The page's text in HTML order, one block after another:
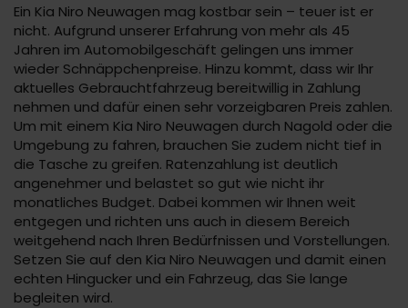
Ein Kia Niro Neuwagen mag kostbar sein – teuer ist er
nicht. Aufgrund unserer Erfahrung von mehr als 45
Jahren im Automobilgeschäft gelingen uns immer
wieder Schnäppchenpreise. Hinzu kommt, dass wir Ihr
aktuelles Gebrauchtfahrzeug bereitwillig in Zahlung
nehmen und dafür einen sehr vorzeigbaren Preis zahlen.
Um mit einem Kia Niro Neuwagen durch Nagold oder die
Umgebung zu fahren, brauchen Sie zudem nicht tief in
die Tasche zu greifen. Ratenzahlung ist deutlich
angenehmer und belastet so gut wie nicht ihr
monatliches Budget. Dabei kommen wir Ihnen weit
entgegen und richten uns auch in diesem Bereich
weitgehend nach Ihren Bedürfnissen und Vorstellungen.
Setzen Sie auf den Kia Niro Neuwagen und damit einen
echten Hingucker und ein Fahrzeug, das Sie lange
begleiten wird.